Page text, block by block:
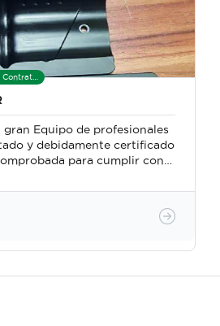
de profesionales
certificado
de calidad en todos
de